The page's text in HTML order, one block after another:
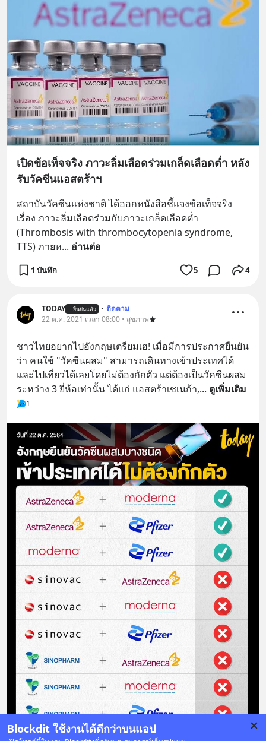
Blockdit ใช้งานได้ดีกว่าบนแอป
เปิดข้อเท็จจริง ภาวะลิ่มเลือดร่วมเกล็ดเลือดต่ำ หลัง
รับวัคซีนแอสตร้าฯ
สถาบันวัคซีนแห่งชาติ ได้ออกหนังสือชี้แจงข้อเท็จจริง
เรื่อง ภาวะลิ่มเลือดร่วมกับภาวะเกล็ดเลือดต่ำ
(Thrombosis with thrombocytopenia syndrome,
TTS) ภายห... อ่านต่อ
1 บันทึก 5 4
TODAY ยืนยันแล้ว • ติดตาม
22 ต.ค. 2021 เวลา 08:00 • สุขภาพ
ชาวไทยอยากไปอังกฤษเตรียมเฮ! เมื่อมีการประกาศยืนยัน
ว่า คนใช้ "วัคซีนผสม" สามารถเดินทางเข้าประเทศได้
และไปเที่ยวได้เลยโดยไม่ต้องกักตัว แต่ต้องเป็นวัคซีนผสม
ระหว่าง 3 ยี่ห้อเท่านั้น ได้แก่ แอสตร้าเซเนก้า,... ดูเพิ่มเติม
1